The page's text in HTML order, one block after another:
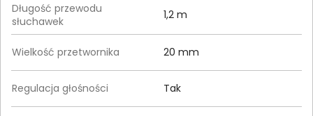
Długość przewodu
słuchawek
1,2 m
Wielkość przetwornika 20 mm
Regulacja głośności Tak